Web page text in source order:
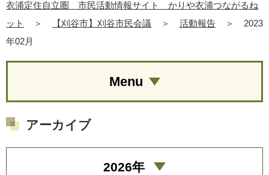
衣浦定住自立圏 市民活動情報サイト かりや衣浦つながるね
ット
＞ 【刈谷市】刈谷市民会議 ＞ 活動報告 ＞
2023
年02月
Menu
アーカイブ
2026年